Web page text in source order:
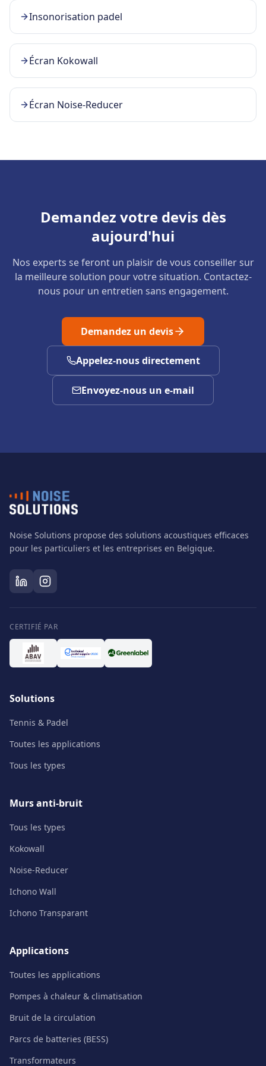
Insonorisation padel
Écran Kokowall
Écran Noise-Reducer
Demandez votre devis dès
aujourd'hui
Nos experts se feront un plaisir de vous conseiller sur
la meilleure solution pour votre situation. Contactez-
nous pour un entretien sans engagement.
Demandez un devis
Appelez-nous directement
Envoyez-nous un e-mail
Noise Solutions propose des solutions acoustiques efficaces
pour les particuliers et les entreprises en Belgique.
CERTIFIÉ PAR
Solutions
Tennis & Padel
Toutes les applications
Tous les types
Murs anti-bruit
Tous les types
Kokowall
Noise-Reducer
Ichono Wall
Ichono Transparant
Applications
Toutes les applications
Pompes à chaleur & climatisation
Bruit de la circulation
Parcs de batteries (BESS)
Transformateurs